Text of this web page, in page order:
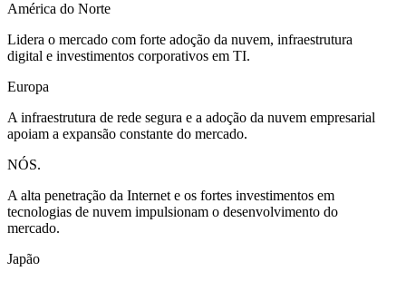
América do Norte
Lidera o mercado com forte adoção da nuvem, infraestrutura
digital e investimentos corporativos em TI.
Europa
A infraestrutura de rede segura e a adoção da nuvem empresarial
apoiam a expansão constante do mercado.
NÓS.
A alta penetração da Internet e os fortes investimentos em
tecnologias de nuvem impulsionam o desenvolvimento do
mercado.
Japão